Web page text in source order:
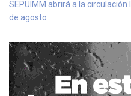
SEPUIMM abrirá a la
de agosto